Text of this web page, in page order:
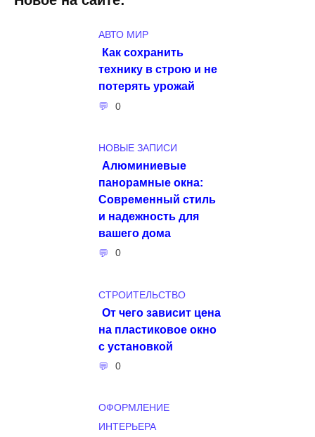
АВТО МИР
Как сохранить
технику в строю и не
потерять урожай
0
НОВЫЕ ЗАПИСИ
Алюминиевые
панорамные окна:
Современный стиль
и надежность для
вашего дома
0
СТРОИТЕЛЬСТВО
От чего зависит цена
на пластиковое окно
с установкой
0
ОФОРМЛЕНИЕ
ИНТЕРЬЕРА